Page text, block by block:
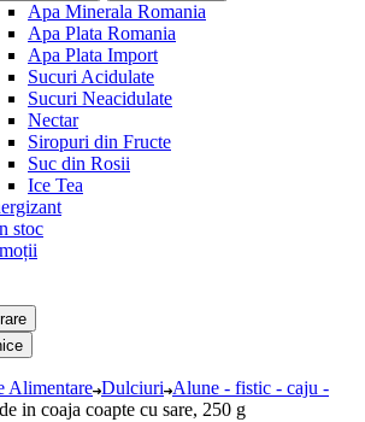
Apa Minerala Romania
Apa Plata Romania
Apa Plata Import
Sucuri Acidulate
Sucuri Neacidulate
Nectar
Siropuri din Fructe
Suc din Rosii
Ice Tea
stoc
Alimentare Dulciuri Alune - fistic - caju -
in coaja coapte cu sare, 250 g